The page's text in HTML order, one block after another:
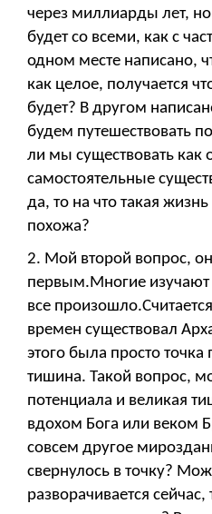
через миллиарды лет,
будет со всеми, как с
одном месте написано,
как целое, получается
будет? В другом
будем путешествовать
ли мы существовать как
самостоятельные
да, то на что такая
похожа?
2. Мой второй вопрос,
первым.Многие изучают
все
времен существовал
этого была просто точка
тишина. Такой вопрос,
потенциала и великая
вдохом Бога или веком
совсем другое
свернулось в точку?
разворачивается